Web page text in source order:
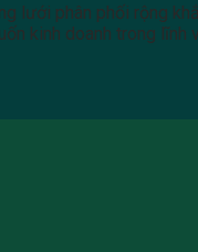
lưới phân phối rộng
kinh doanh trong